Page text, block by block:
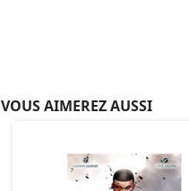
VOUS AIMEREZ AUSSI